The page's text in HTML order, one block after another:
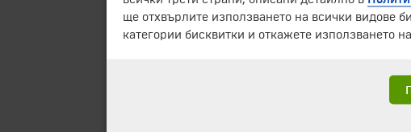
ще отхвърлите използването на всички видове
категории бисквитки и откажете използването